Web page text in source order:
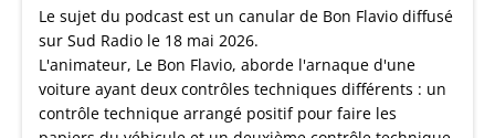
Le sujet du podcast est un canular de Bon Flavio diffusé
sur Sud Radio le 18 mai 2026.
L'animateur, Le Bon Flavio, aborde l'arnaque d'une
voiture ayant deux contrôles techniques différents : un
contrôle technique arrangé positif pour faire les